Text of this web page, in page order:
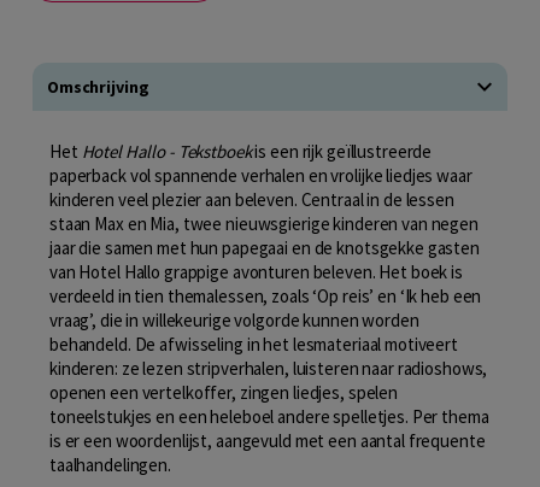
Omschrijving
Het Hotel Hallo - Tekstboekis een rijk geïllustreerde
paperback vol spannende verhalen en vrolijke liedjes waar
kinderen veel plezier aan beleven. Centraal in de lessen
staan Max en Mia, twee nieuwsgierige kinderen van negen
jaar die samen met hun papegaai en de knotsgekke gasten
van Hotel Hallo grappige avonturen beleven. Het boek is
verdeeld in tien themalessen, zoals ‘Op reis’ en ‘Ik heb een
vraag’, die in willekeurige volgorde kunnen worden
behandeld. De afwisseling in het lesmateriaal motiveert
kinderen: ze lezen stripverhalen, luisteren naar radioshows,
openen een vertelkoffer, zingen liedjes, spelen
toneelstukjes en een heleboel andere spelletjes. Per thema
is er een woordenlijst, aangevuld met een aantal frequente
taalhandelingen.